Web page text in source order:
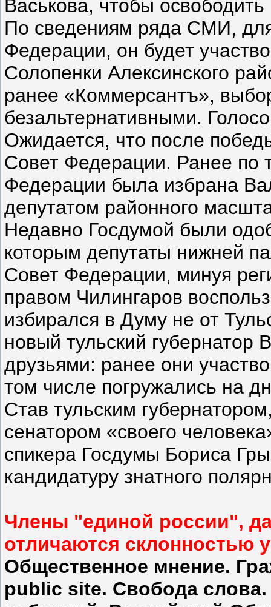
Васькова, чтобы
По сведениям ряда СМИ,
Федерации, он будет
Солопенки Алексинского
ранее «Коммерсантъ»,
безальтернативными.
Ожидается, что после
Совет Федерации. Ранее по
Федерации была избрана
депутатом районного
Недавно Госдумой были
которым депутаты нижней
Совет Федерации, минуя
правом Чилингаров
избирался в Думу не от
новый тульский губернатор
друзьями: ранее они
том числе погружались на
Став тульским
сенатором «своего
спикера Госдумы Бориса
кандидатуру знатного
Члены "единой россии",
отличаются склонностью
Общественное мнение.
public site. Свобода